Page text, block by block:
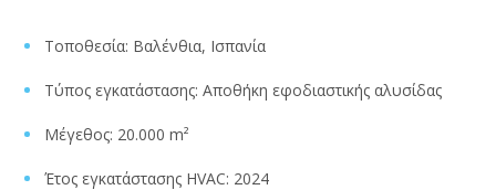
Τοποθεσία: Βαλένθια, Ισπανία
Τύπος εγκατάστασης: Αποθήκη εφοδιαστικής αλυσίδας
Μέγεθος: 20.000 m²
Έτος εγκατάστασης HVAC: 2024